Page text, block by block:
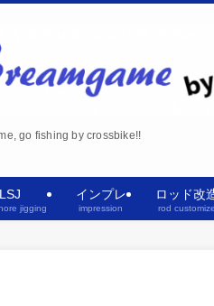
go fishing by crossbike!!
LSJ
jigging
インプレ
impression
ロッド改
rod customize